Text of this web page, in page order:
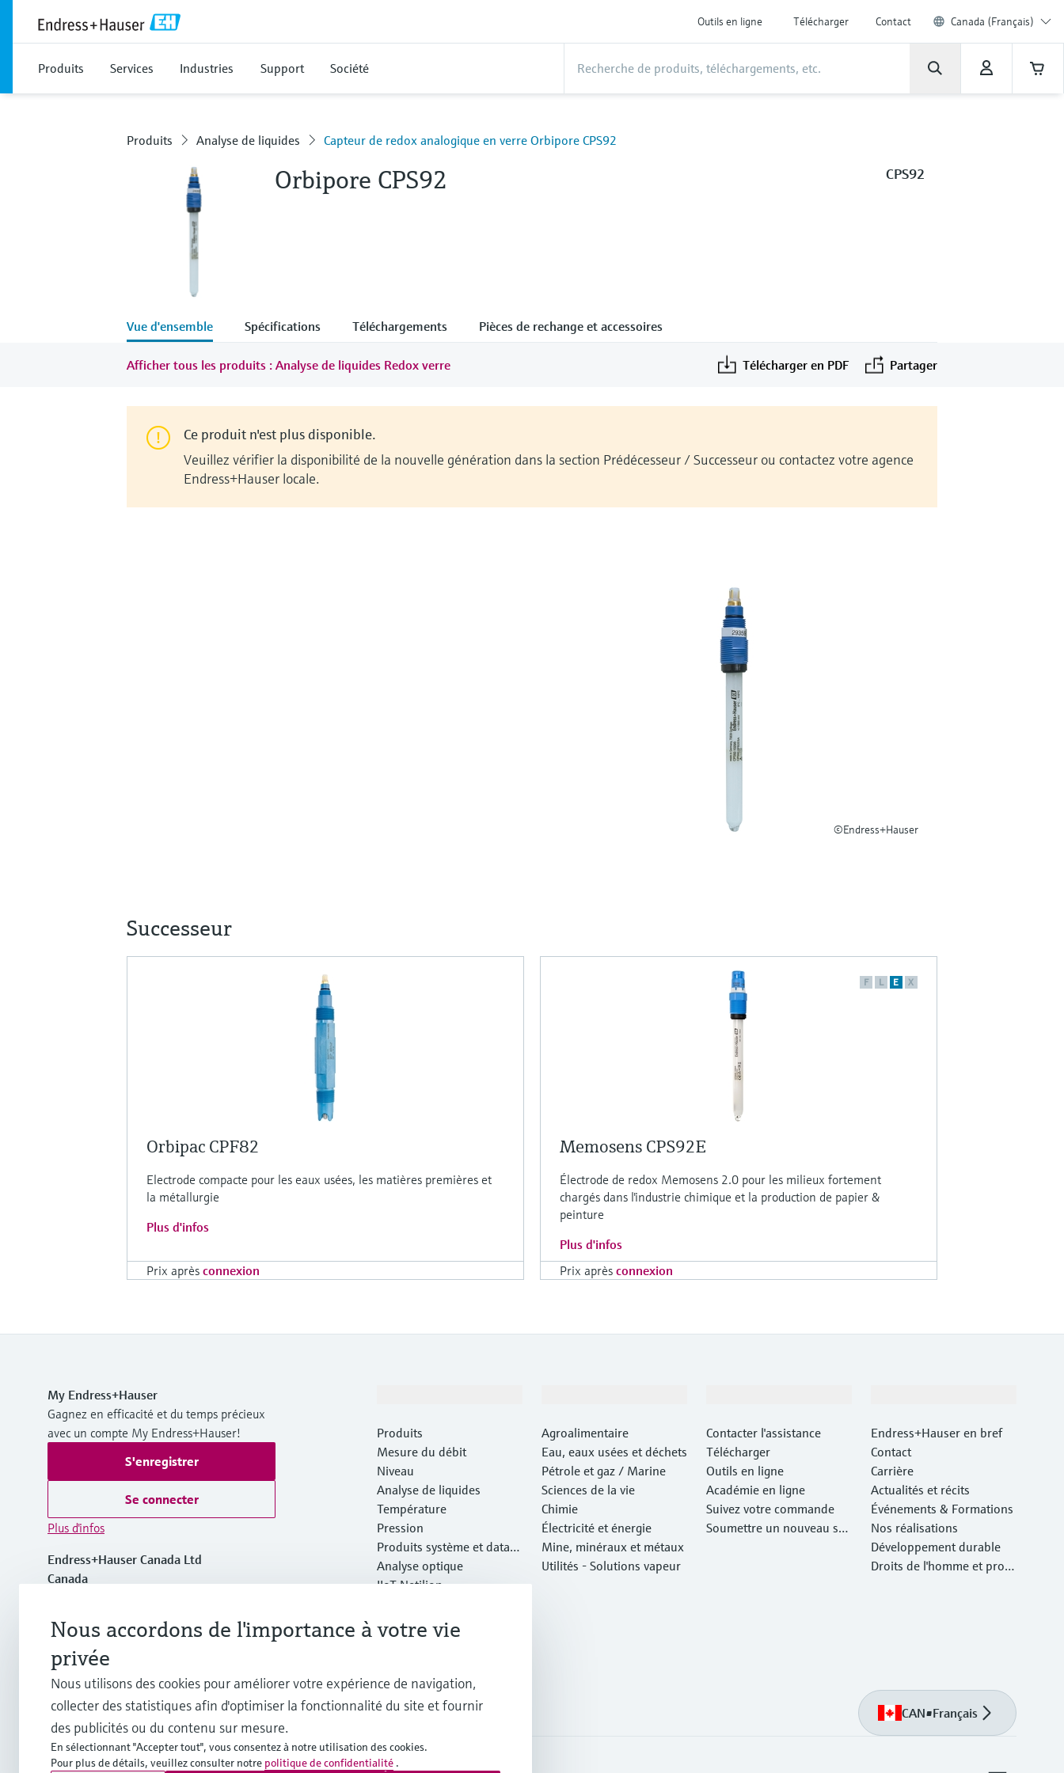
Outils en ligne Télécharger Contact Canada (Français)
Produits Services Industries Support Société
Produits Analyse de liquides Capteur de redox analogique en verre Orbipore CPS92
Orbipore CPS92 CPS92
Vue d'ensemble Spécifications Téléchargements Pièces de rechange et accessoires
Afficher tous les produits : Analyse de liquides Redox verre Télécharger en PDF Partager
Ce produit n'est plus disponible.
Veuillez vérifier la disponibilité de la nouvelle génération dans la section Prédécesseur / Successeur ou contactez votre agence
Endress+Hauser locale.
©Endress+Hauser
Successeur
Orbipac CPF82
Electrode compacte pour les eaux usées, les matières premières et
la métallurgie
Plus d'infos
Prix après connexion
F L E X
Memosens CPS92E
Électrode de redox Memosens 2.0 pour les milieux fortement
chargés dans l'industrie chimique et la production de papier &
peinture
Plus d'infos
Prix après connexion
My Endress+Hauser
Gagnez en efficacité et du temps précieux
avec un compte My Endress+Hauser!
S'enregistrer
Se connecter
Plus d'infos
Endress+Hauser Canada Ltd
Canada
+1-905-681-9292
+1-800-668-3199
info.ca@endress.com
Produits
Mesure du débit
Niveau
Analyse de liquides
Température
Pression
Produits système et data
managers
Analyse optique
IIoT Netilion
Produits vedettes
Outils en ligne
Agroalimentaire
Eau, eaux usées et déchets
Pétrole et gaz / Marine
Sciences de la vie
Chimie
Électricité et énergie
Mine, minéraux et métaux
Utilités - Solutions vapeur
Contacter l'assistance
Télécharger
Outils en ligne
Académie en ligne
Suivez votre commande
Soumettre un nouveau ser
Endress+Hauser en bref
Contact
Carrière
Actualités et récits
Événements & Formations
Nos réalisations
Développement durable
Droits de l'homme et prote
CAN•Français
Nous accordons de l'importance à votre vie
privée
Nous utilisons des cookies pour améliorer votre expérience de navigation,
collecter des statistiques afin d'optimiser la fonctionnalité du site et fournir
des publicités ou du contenu sur mesure.
En sélectionnant "Accepter tout", vous consentez à notre utilisation des cookies.
Pour plus de détails, veuillez consulter notre politique de confidentialité .